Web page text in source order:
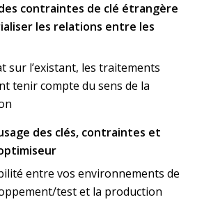
contraintes de clé étrangère
les relations entre les
sur l’existant, les traitements
tenir compte du sens de la
des clés, contraintes et
entre vos environnements de
test et la production